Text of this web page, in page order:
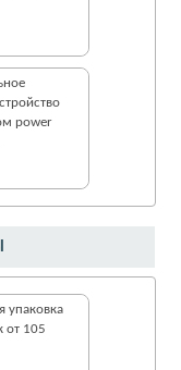
упаковка
от 105
рower